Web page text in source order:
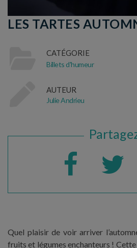
LES TARTES
CATÉGORIE
Billets d'humeur
AUTEUR
Julie Andrieu
Quel plaisir de voir arriver
fruits et légumes enchanteurs !